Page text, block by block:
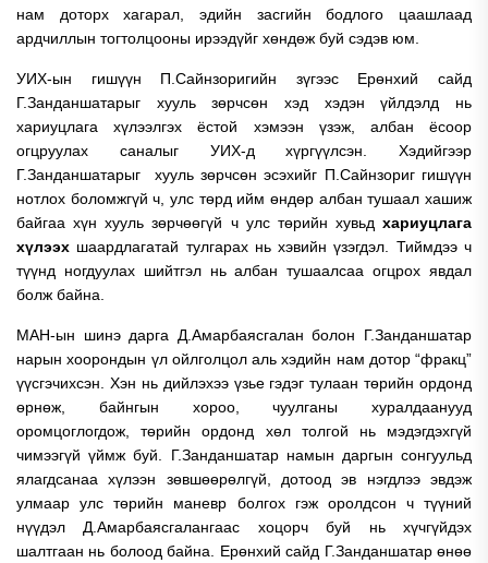
нам доторх хагарал, эдийн засгийн бодлого цаашлаад
ардчиллын тогтолцооны ирээдүйг хөндөж буй сэдэв юм.
УИХ-ын гишүүн П.Сайнзоригийн зүгээс Ерөнхий сайд
Г.Занданшатарыг хууль зөрчсөн хэд хэдэн үйлдэлд нь
хариуцлага хүлээлгэх ёстой хэмээн үзэж, албан ёсоор
огцруулах саналыг УИХ-д хүргүүлсэн. Хэдийгээр
Г.Занданшатарыг хууль зөрчсөн эсэхийг П.Сайнзориг гишүүн
нотлох боломжгүй ч, улс төрд ийм өндөр албан тушаал хашиж
байгаа хүн хууль зөрчөөгүй ч улс төрийн хувьд хариуцлага
хүлээх шаардлагатай тулгарах нь хэвийн үзэгдэл. Тиймдээ ч
түүнд ногдуулах шийтгэл нь албан тушаалсаа огцрох явдал
болж байна.
МАН-ын шинэ дарга Д.Амарбаясгалан болон Г.Занданшатар
нарын хоорондын үл ойлголцол аль хэдийн нам дотор “фракц”
үүсгэчихсэн. Хэн нь дийлэхээ үзье гэдэг тулаан төрийн ордонд
өрнөж, байнгын хороо, чуулганы хуралдаанууд
оромцоглогдож, төрийн ордонд хөл толгой нь мэдэгдэхгүй
чимээгүй үймж буй. Г.Занданшатар намын даргын сонгуульд
ялагдсанаа хүлээн зөвшөөрөлгүй, дотоод эв нэгдлээ эвдэж
улмаар улс төрийн маневр болгох гэж оролдсон ч түүний
нүүдэл Д.Амарбаясгалангаас хоцорч буй нь хүчгүйдэх
шалтгаан нь болоод байна. Ерөнхий сайд Г.Занданшатар өнөө